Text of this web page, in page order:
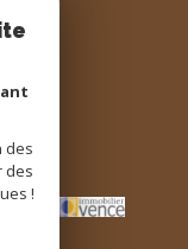
des
des
!